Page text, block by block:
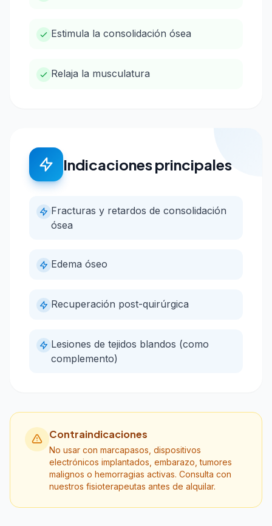
Estimula la consolidación ósea
Relaja la musculatura
Indicaciones principales
Fracturas y retardos de consolidación
ósea
Edema óseo
Recuperación post-quirúrgica
Lesiones de tejidos blandos (como
complemento)
Contraindicaciones
No usar con marcapasos, dispositivos
electrónicos implantados, embarazo, tumores
malignos o hemorragias activas. Consulta con
nuestros fisioterapeutas antes de alquilar.